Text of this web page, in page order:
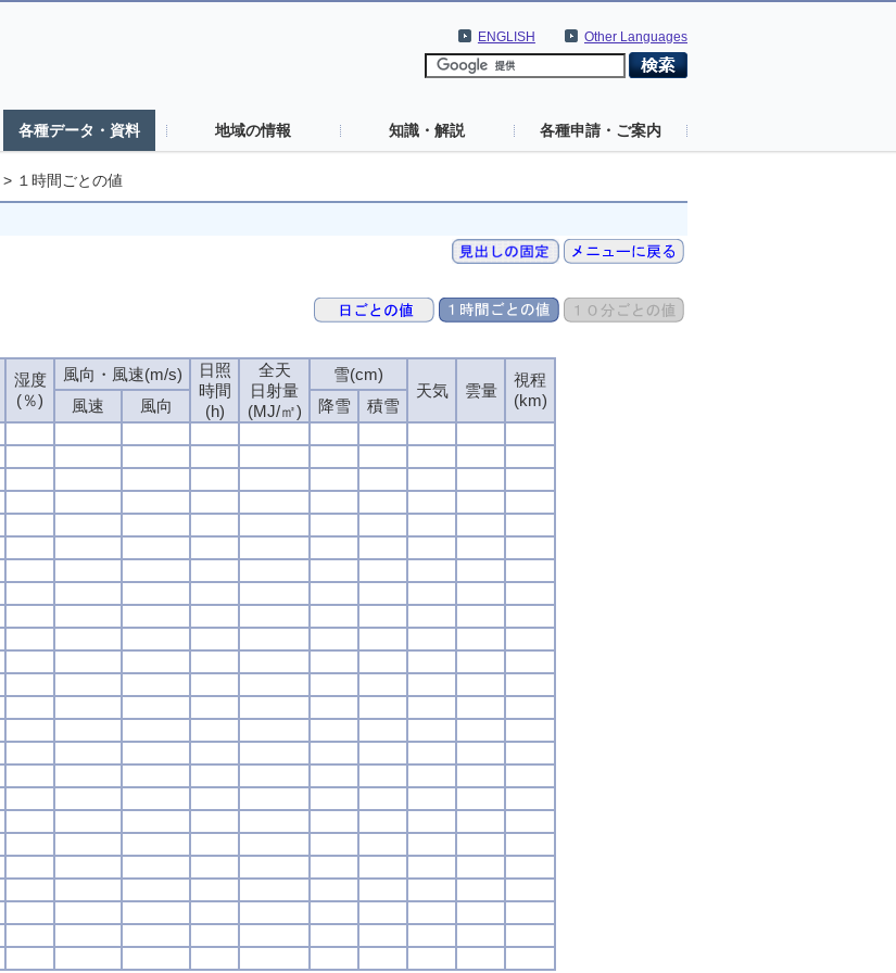
Other Languages
ENGLISH
各種データ・資料 地域の情報 知識・解説 各種申請・ご案内
> １時間ごとの値
湿度
(％)
風向・風速(m/s)
日照
時間
(h)
全天
日射量
(MJ/㎡)
雪(cm)
天気
雲量
視程
(km)
風速 風向 降雪
積雪